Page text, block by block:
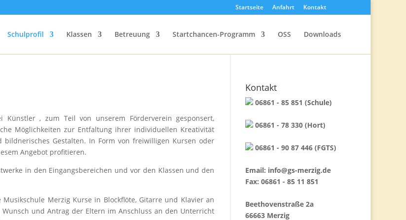
Startseite Anfahrt Kontakt
Schulprofil Klassen Betreuung Startchancen-Programm OSS Downloads
, zum Teil von unserem Förderverein gesponsert,
Möglichkeiten zur Entfaltung ihrer individuellen Kreativität
Gestalten. In Form von freiwilligen Kursen oder
Angebot profitieren.
in den Eingangsbereichen und vor den Klassen und den
Merzig Kurse in Blockflöte, Gitarre und Klavier an
und Antrag der Eltern im Anschluss an den Unterricht
Kontakt
06861 - 85 851 (Schule)
06861 - 78 330 (Hort)
06861 - 90 87 446 (FGTS)
Email: info@gs-merzig.de
Fax: 06861 - 85 11 851
Beethovenstraße 2a
66663 Merzig